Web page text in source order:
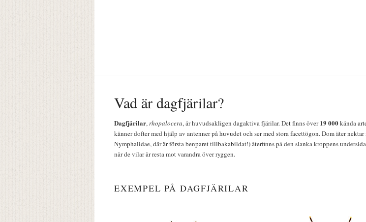
Vad är dagfjärilar?
Dagfjärilar,rhopalocera, är huvudsakligen dagaktiva fjärilar. Det finns över19 000kända
känner dofter med hjälp av antenner på huvudet och ser med stora facettögon. Dom äter
Nymphalidae, där är första benparet tillbakabildat!) återfinns på den slanka kroppens
när de vilar är resta mot varandra över ryggen.
EXEMPEL PÅ DAGFJÄRILAR